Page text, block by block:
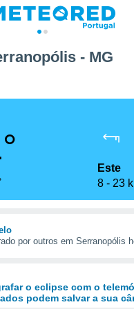
- MG
Este
8
23
por outros em Serranopólis
o eclipse com o
podem salvar a sua